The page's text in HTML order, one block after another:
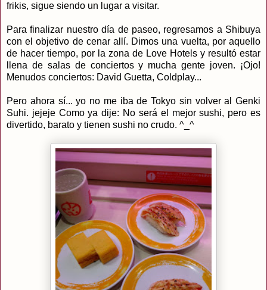
frikis, sigue siendo un lugar a visitar.
Para finalizar nuestro día de paseo, regresamos a Shibuya
con el objetivo de cenar allí. Dimos una vuelta, por aquello
de hacer tiempo, por la zona de Love Hotels y resultó estar
llena de salas de conciertos y mucha gente joven. ¡Ojo!
Menudos conciertos: David Guetta, Coldplay...
Pero ahora sí... yo no me iba de Tokyo sin volver al Genki
Suhi. jejeje Como ya dije: No será el mejor sushi, pero es
divertido, barato y tienen sushi no crudo. ^_^